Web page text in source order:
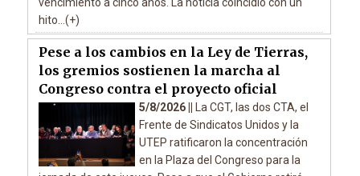
hito...(+)
Pese a los cambios en la Ley de Tierras,
los gremios sostienen la marcha al
Congreso contra el proyecto oficial
5/8/2026 ||
La CGT, las dos CTA, el
Frente de Sindicatos Unidos y la
UTEP ratificaron la concentración
en la Plaza del Congreso para la